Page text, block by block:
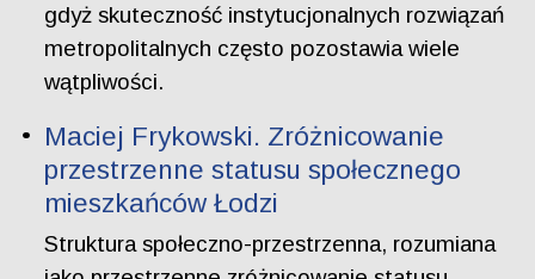
gdyż skuteczność instytucjonalnych rozwiązań
metropolitalnych często pozostawia wiele
wątpliwości.
Maciej Frykowski. Zróżnicowanie
przestrzenne statusu społecznego
mieszkańców Łodzi
Struktura społeczno-przestrzenna, rozumiana